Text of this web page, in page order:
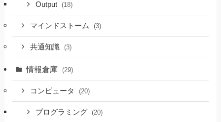
Output (18)
マインドストーム (3)
共通知識 (3)
情報倉庫 (29)
コンピュータ (20)
プログラミング (20)